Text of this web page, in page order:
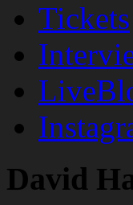
Tickets
David